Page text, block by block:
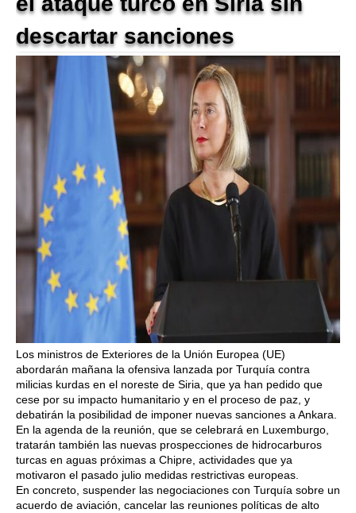
descartar sanciones
Los ministros de Exteriores de la Unión Europea (UE)
abordarán mañana la ofensiva lanzada por Turquía contra
milicias kurdas en el noreste de Siria, que ya han pedido que
cese por su impacto humanitario y en el proceso de paz, y
debatirán la posibilidad de imponer nuevas sanciones a Ankara.
En la agenda de la reunión, que se celebrará en Luxemburgo,
tratarán también las nuevas prospecciones de hidrocarburos
turcas en aguas próximas a Chipre, actividades que ya
motivaron el pasado julio medidas restrictivas europeas.
En concreto, suspender las negociaciones con Turquía sobre un
acuerdo de aviación, cancelar las reuniones políticas de alto